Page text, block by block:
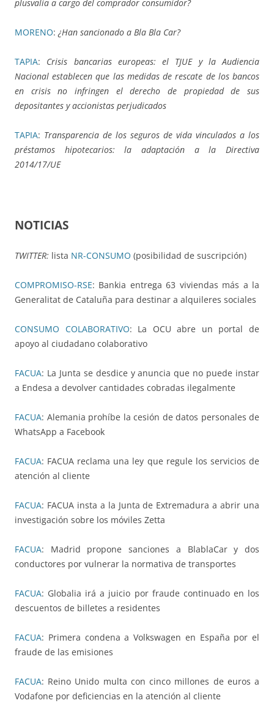
plusvalía a cargo del comprador consumidor?
MORENO: ¿Han sancionado a Bla Bla Car?
TAPIA: Crisis bancarias europeas: el TJUE y la Audiencia
Nacional establecen que las medidas de rescate de los bancos
en crisis no infringen el derecho de propiedad de sus
depositantes y accionistas perjudicados
TAPIA: Transparencia de los seguros de vida vinculados a los
préstamos hipotecarios: la adaptación a la Directiva
2014/17/UE
NOTICIAS
TWITTER: lista NR-CONSUMO (posibilidad de suscripción)
COMPROMISO-RSE: Bankia entrega 63 viviendas más a la
Generalitat de Cataluña para destinar a alquileres sociales
CONSUMO COLABORATIVO: La OCU abre un portal de
apoyo al ciudadano colaborativo
FACUA: La Junta se desdice y anuncia que no puede instar
a Endesa a devolver cantidades cobradas ilegalmente
FACUA: Alemania prohíbe la cesión de datos personales de
WhatsApp a Facebook
FACUA: FACUA reclama una ley que regule los servicios de
atención al cliente
FACUA: FACUA insta a la Junta de Extremadura a abrir una
investigación sobre los móviles Zetta
FACUA: Madrid propone sanciones a BlablaCar y dos
conductores por vulnerar la normativa de transportes
FACUA: Globalia irá a juicio por fraude continuado en los
descuentos de billetes a residentes
FACUA: Primera condena a Volkswagen en España por el
fraude de las emisiones
FACUA: Reino Unido multa con cinco millones de euros a
Vodafone por deficiencias en la atención al cliente